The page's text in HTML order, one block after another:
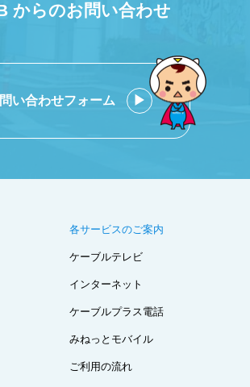
からのお問い合わせ
い合わせフォーム
各サービスのご案内
ケーブルテレビ
インターネット
ケーブルプラス電話
みねっとモバイル
ご利用の流れ